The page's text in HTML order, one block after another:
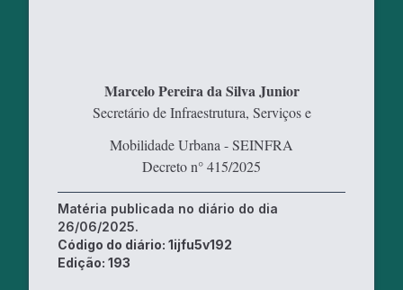
Marcelo Pereira da Silva Junior
Secretário de Infraestrutura, Serviços e
Mobilidade Urbana - SEINFRA
Decreto n° 415/2025
Matéria publicada no diário do dia
26/06/2025.
Código do diário: 1ijfu5v192
Edição: 193